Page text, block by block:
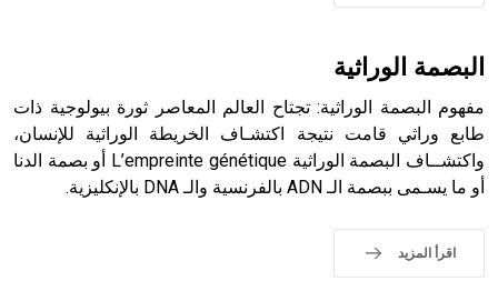
sign تكتب منفصلة غير متصلة، وتعتمد المبدأ الأكوروفوني،
حيث تقتصر القيمة الصوتية للعلامة الك
البصمة الوراثية
مفهوم البصمة الوراثية: تجتاح العالم المعاصر ثورة بيولوجية ذات
طابع وراثي قامت نتيجة اكتشـاف الخريطة الوراثية للإنسان،
واكتشــاف البصمة الوراثية L’empreinte génétique أو بصمة الدنا
أو ما يسـمى ببصمة الـ ADN بالفرنسية والـ DNA بالإنكليزية.
اقرأ المزيد